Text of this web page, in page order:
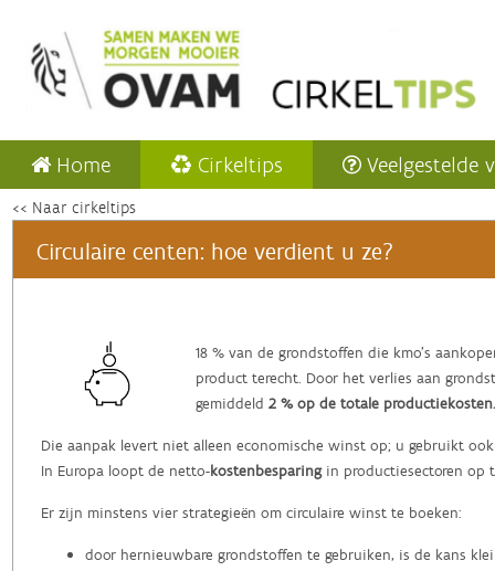
Home Cirkeltips Veelgestelde
<< Naar cirkeltips
Circulaire centen: hoe verdient u ze?
‌18 % van de grondstoffen die kmo’s
product terecht. Door het verlies aan
gemiddeld 2 % op de totale productiekosten.
Die aanpak levert niet alleen economische winst op; u gebruikt
In Europa loopt de netto-kostenbesparingin productiesectoren op
Er zijn minstens vier strategieën om circulaire winst te boeken:
door hernieuwbare grondstoffen te gebruiken, is de kans